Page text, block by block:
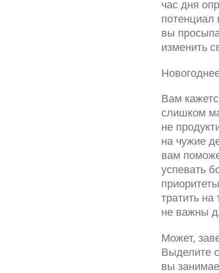
час дня
потенциал
вы
изменить
Вам
слишком
не
на чужие
вам
успевать
тратить
не важны
Может,
Выделите
вы